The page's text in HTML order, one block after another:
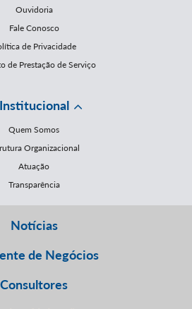
Ouvidoria
Fale Conosco
de Privacidade
de Prestação de Serviço
Institucional
Quem Somos
Organizacional
Atuação
Transparência
Notícias
de Negócios
Consultores